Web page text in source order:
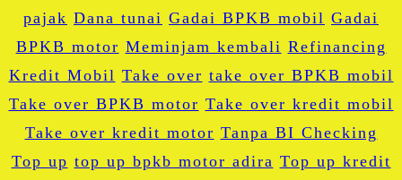
pajak Dana tunai Gadai BPKB mobil Gadai
BPKB motor Meminjam kembali Refinancing
Kredit Mobil Take over take over BPKB mobil
Take over BPKB motor Take over kredit mobil
Take over kredit motor Tanpa BI Checking
Top up top up bpkb motor adira Top up kredit